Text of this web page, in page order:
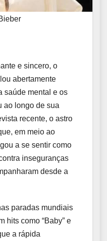
e sincero, o
abertamente
saúde mental e os
ao longo de sua
recente, o astro
em meio ao
a se sentir como
inseguranças
desde a
paradas mundiais
hits como “Baby” e
a rápida